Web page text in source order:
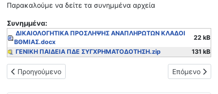
Παρακαλούμε να δείτε τα συνημμένα αρχεία
Συνημμένα:
ΔΙΚΑΙΟΛΟΓΗΤΙΚΑ ΠΡΟΣΛΗΨΗΣ ΑΝΑΠΛΗΡΩΤΩΝ ΚΛΑΔΟΙ
ΒΘΜΙΑΣ.docx
22 kB
ΓΕΝΙΚΗ ΠΑΙΔΕΙΑ ΠΔΕ ΣΥΓΧΡΗΜΑΤΟΔΟΤΗΣΗ.zip
131 kB
Προηγούμενο άρθρο: ΑΝΑΚΟΙΝΩΣΗ ΓΙΑ ΑΝΑΠΛΗΡΩΤΕΣ Β
Προηγούμενο Επόμενο
Επόμενο